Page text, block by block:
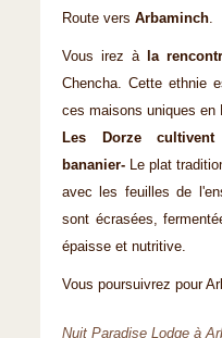
Route vers Arbaminch.
Vous irez à la
Chencha. Cette ethnie
ces maisons uniques en
Les Dorze cultivent
bananier- Le plat
avec les feuilles de
sont écrasées,
épaisse et nutritive.
Vous poursuivrez pour
Nuit Paradise Lodge à